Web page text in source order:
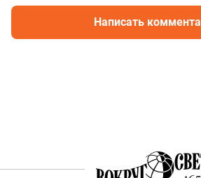
Написать